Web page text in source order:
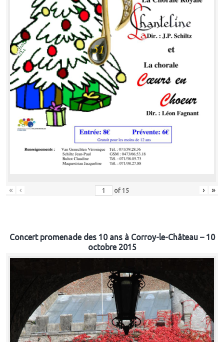
« ‹ of 15 › »
Concert promenade des 10 ans à Corroy-le-Château – 10
octobre 2015